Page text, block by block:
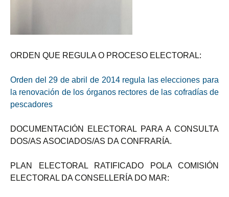
ORDEN QUE REGULA O PROCESO ELECTORAL:
Orden del 29 de abril de 2014 regula las elecciones para
la renovación de los órganos rectores de las cofradías de
pescadores
DOCUMENTACIÓN ELECTORAL PARA A CONSULTA
DOS/AS ASOCIADOS/AS DA CONFRARÍA.
PLAN ELECTORAL RATIFICADO POLA COMISIÓN
ELECTORAL DA CONSELLERÍA DO MAR: